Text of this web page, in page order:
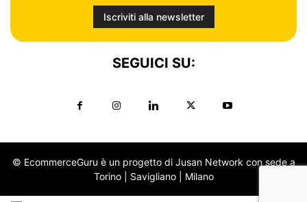
SEGUICI SU:
© EcommerceGuru è un progetto di Jusan Network con sede a
Torino | Savigliano | Milano